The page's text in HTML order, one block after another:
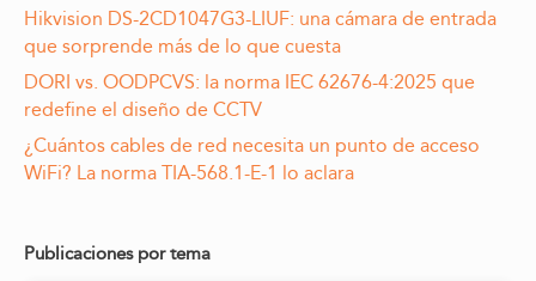
Hikvision DS-2CD1047G3-LIUF: una cámara de entrada
que sorprende más de lo que cuesta
DORI vs. OODPCVS: la norma IEC 62676-4:2025 que
redefine el diseño de CCTV
¿Cuántos cables de red necesita un punto de acceso
WiFi? La norma TIA-568.1-E-1 lo aclara
Publicaciones por tema